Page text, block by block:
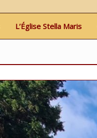
L’Église Stella Maris